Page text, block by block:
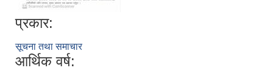
प्रकार:
सूचना तथा समाचार
आर्थिक वर्ष: